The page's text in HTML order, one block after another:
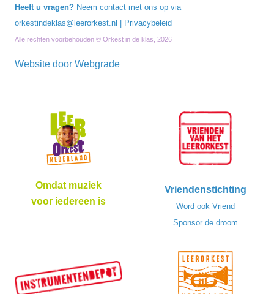
Omdat muziek
voor iedereen is
Vriendenstichting
Word ook Vriend
Sponsor de droom
Heeft u vragen? Neem contact met ons op via
orkestindeklas@leerorkest.nl
Privacybeleid
Alle rechten voorbehouden © Orkest in de klas, 2026
Website door Webgrade